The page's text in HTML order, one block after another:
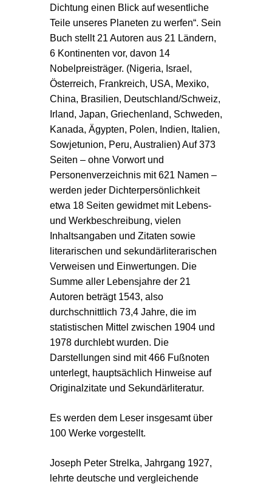
Dichtung einen Blick auf wesentliche
Teile unseres Planeten zu werfen“. Sein
Buch stellt 21 Autoren aus 21 Ländern,
6 Kontinenten vor, davon 14
Nobelpreisträger. (Nigeria, Israel,
Österreich, Frankreich, USA, Mexiko,
China, Brasilien, Deutschland/Schweiz,
Irland, Japan, Griechenland, Schweden,
Kanada, Ägypten, Polen, Indien, Italien,
Sowjetunion, Peru, Australien) Auf 373
Seiten – ohne Vorwort und
Personenverzeichnis mit 621 Namen –
werden jeder Dichterpersönlichkeit
etwa 18 Seiten gewidmet mit Lebens-
und Werkbeschreibung, vielen
Inhaltsangaben und Zitaten sowie
literarischen und sekundärliterarischen
Verweisen und Einwertungen. Die
Summe aller Lebensjahre der 21
Autoren beträgt 1543, also
durchschnittlich 73,4 Jahre, die im
statistischen Mittel zwischen 1904 und
1978 durchlebt wurden. Die
Darstellungen sind mit 466 Fußnoten
unterlegt, hauptsächlich Hinweise auf
Originalzitate und Sekundärliteratur.
Es werden dem Leser insgesamt über
100 Werke vorgestellt.
Joseph Peter Strelka, Jahrgang 1927,
lehrte deutsche und vergleichende